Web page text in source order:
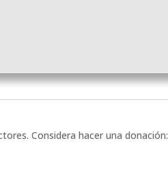
Considera hacer una donación: